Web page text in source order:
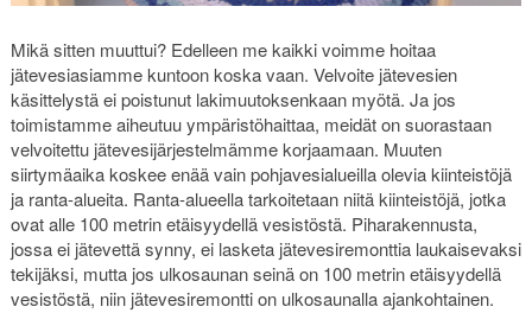
Mikä sitten muuttui? Edelleen me kaikki voimme hoitaa
jätevesiasiamme kuntoon koska vaan. Velvoite jätevesien
käsittelystä ei poistunut lakimuutoksenkaan myötä. Ja jos
toimistamme aiheutuu ympäristöhaittaa, meidät on suorastaan
velvoitettu jätevesijärjestelmämme korjaamaan. Muuten
siirtymäaika koskee enää vain pohjavesialueilla olevia kiinteistöjä
ja ranta-alueita. Ranta-alueella tarkoitetaan niitä kiinteistöjä, jotka
ovat alle 100 metrin etäisyydellä vesistöstä. Piharakennusta,
jossa ei jätevettä synny, ei lasketa jätevesiremonttia laukaisevaksi
tekijäksi, mutta jos ulkosaunan seinä on 100 metrin etäisyydellä
vesistöstä, niin jätevesiremontti on ulkosaunalla ajankohtainen.